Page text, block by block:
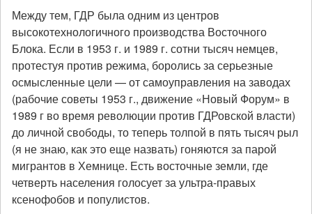
Между тем, ГДР была одним из центров
высокотехнологичного производства Восточного
Блока. Если в 1953 г. и 1989 г. сотни тысяч немцев,
протестуя против режима, боролись за серьезные
осмысленные цели — от самоуправления на заводах
(рабочие советы 1953 г., движение «Новый Форум» в
1989 г во время революции против ГДРовской власти)
до личной свободы, то теперь толпой в пять тысяч рыл
(я не знаю, как это еще назвать) гоняются за парой
мигрантов в Хемнице. Есть восточные земли, где
четверть населения голосует за ультра-правых
ксенофобов и популистов.